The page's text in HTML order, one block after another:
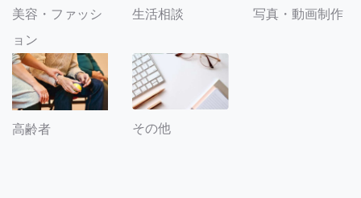
美容・ファッシ
ョン
生活相談 写真・動画制作
高齢者 その他